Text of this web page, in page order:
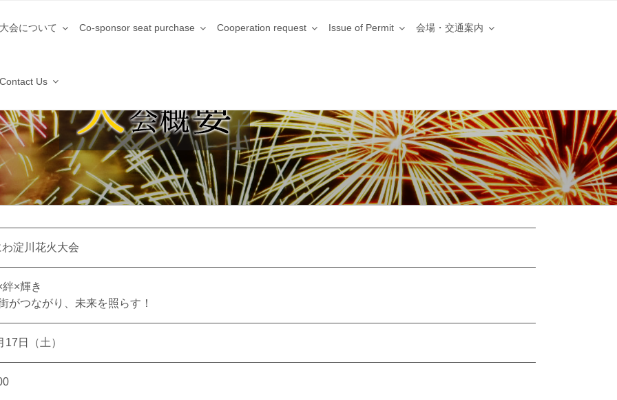
大会について Co-sponsor seat purchase Cooperation request Issue of Permit 会場・交通案内
Contact Us
淀川花火大会
×輝き
がつながり、未来を照らす！
日（土）